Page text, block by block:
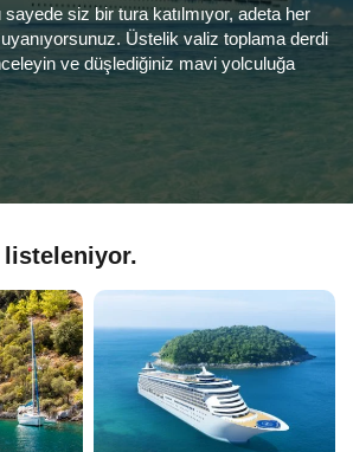
siz bir tura katılmıyor, adeta her
Üstelik valiz toplama derdi
ve düşlediğiniz mavi yolculuğa
listeleniyor.